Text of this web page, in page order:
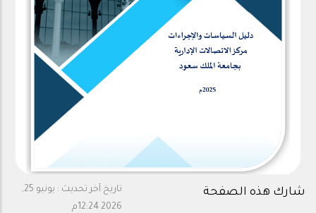
تاريخ آخر تحديث :
يونيو 25,
2026 12:24م
شارك هذه الصفحة